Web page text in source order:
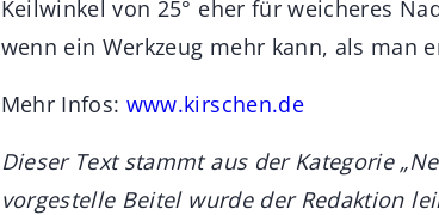
Keilwinkel von 25° eher für weicheres
wenn ein Werkzeug mehr kann, als man
Mehr Infos: www.kirschen.de
Dieser Text stammt aus der Kategorie
vorgestelle Beitel wurde der Redaktion